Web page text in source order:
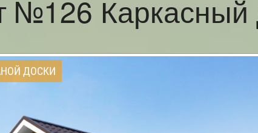
№126 Каркасный
ДОСКИ